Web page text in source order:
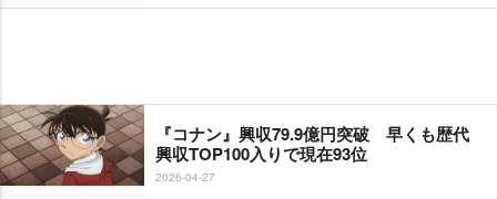
『コナン』興収79.9億円突破 早くも歴代
興収TOP100入りで現在93位
2026-04-27